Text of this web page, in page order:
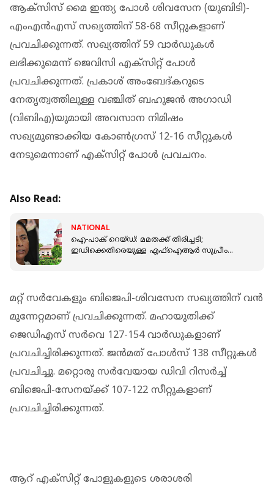
ആക്‌സിസ് മൈ ഇന്ത്യ പോൾ ശിവസേന (യുബിടി)-
എംഎൻഎസ് സഖ്യത്തിന് 58-68 സീറ്റുകളാണ്
പ്രവചിക്കുന്നത്. സഖ്യത്തിന് 59 വാർഡുകൾ
ലഭിക്കുമെന്ന് ജെവിസി എക്സിറ്റ് പോൾ
പ്രവചിക്കുന്നത്. പ്രകാശ് അംബേദ്കറുടെ
നേതൃത്വത്തിലുള്ള വഞ്ചിത് ബഹുജൻ അഗാഡി
(വിബിഎ)യുമായി അവസാന നിമിഷം
സഖ്യമുണ്ടാക്കിയ കോൺഗ്രസ് 12-16 സീറ്റുകൾ
നേടുമെന്നാണ് എക്സിറ്റ് പോൾ പ്രവചനം.
Also Read:
NATIONAL
ഐ-പാക് റെയ്ഡ്: മമതക്ക് തിരിച്ചടി;
ഇഡിക്കെതിരെയുള്ള എഫ്ഐആർ സുപ്രീം
മറ്റ് സർവേകളും ബിജെപി-ശിവസേന സഖ്യത്തിന് വൻ
മുന്നേറ്റമാണ് പ്രവചിക്കുന്നത്. മഹായുതിക്ക്
ജെഡിഎസ് സ‍ർവെ 127-154 വാർഡുകളാണ്
പ്രവചിച്ചിരിക്കുന്നത്. ജൻമത് പോൾസ് 138 സീറ്റുകൾ
പ്രവചിച്ചു. മറ്റൊരു സർവേയായ ഡിവി റിസർച്ച്
ബിജെപി-സേനയ്ക്ക് 107-122 സീറ്റുകളാണ്
പ്രവചിച്ചിരിക്കുന്നത്.
ആറ് എക്‌സിറ്റ് പോളുകളുടെ ശരാശരി